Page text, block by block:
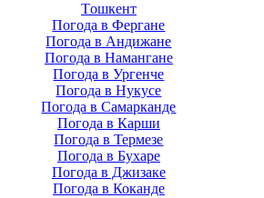
Тoшкент
Погода в Фергане
Погода в Андижане
Погода в Намангане
Погода в Ургенче
Погода в Нукусе
Погода в Самарканде
Погода в Карши
Погода в Термезе
Погода в Бухаре
Погода в Джизаке
Погода в Коканде